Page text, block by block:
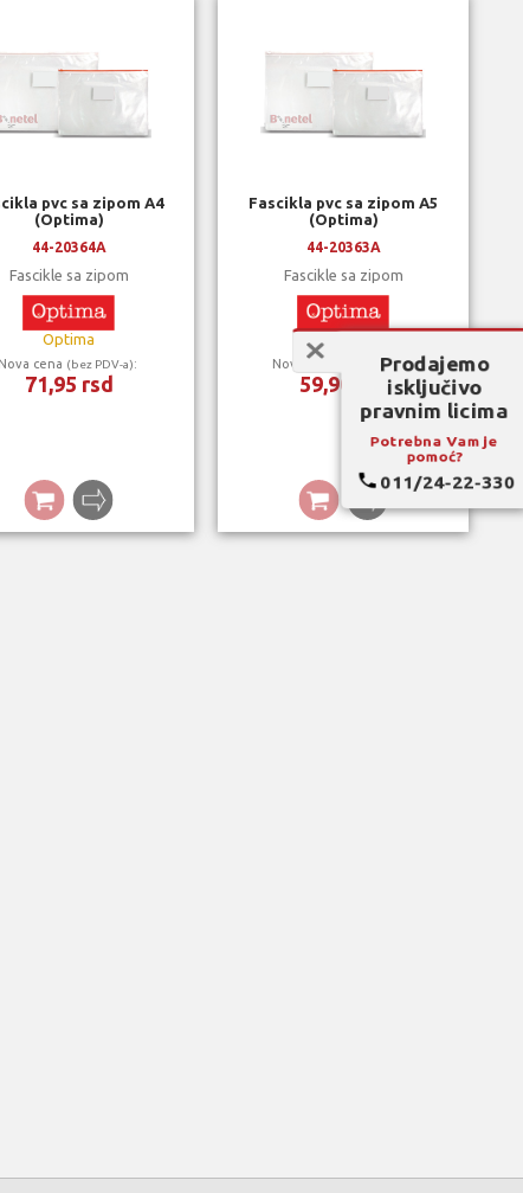
pvc sa zipom A4
(Optima)
44-20364A
Fascikle sa zipom
Optima
Nova cena (bez PDV-a):
71,95 rsd
Fascikla pvc sa zipom A5
(Optima)
44-20363A
Fascikle sa zipom
Optima
Nova cena (bez PDV-a):
59,90 rsd
Prodajemo
isključivo
pravnim licima
Potrebna Vam je
pomoć?
011/24-22-330